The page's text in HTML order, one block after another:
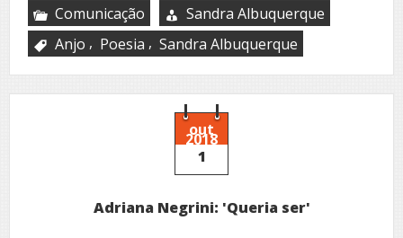
Comunicação
Sandra Albuquerque
Anjo , Poesia , Sandra Albuquerque
out
2018
1
Adriana Negrini: 'Queria ser'